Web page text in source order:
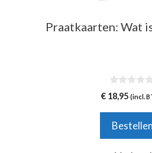
Praatkaarten: Wat
0
v
5
€ 18,95 (incl.
Bestellen